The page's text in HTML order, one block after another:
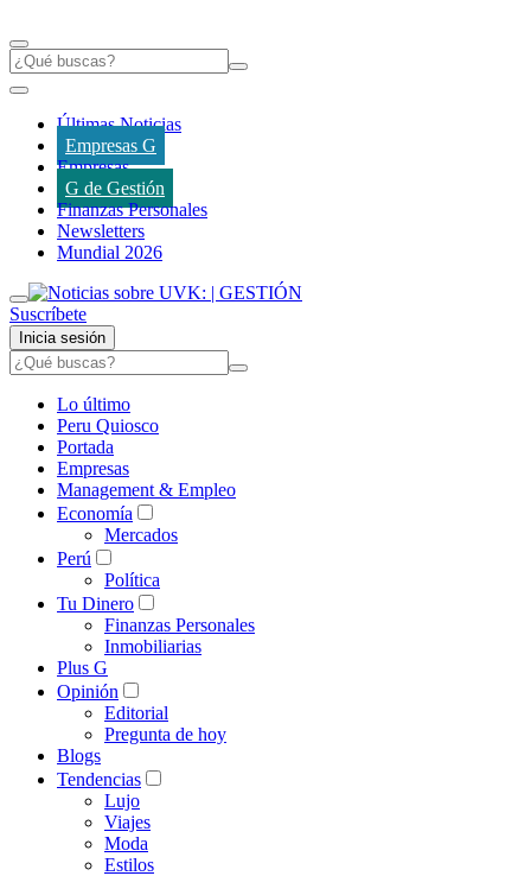
Últimas Noticias
Empresas G
Empresas
G de Gestión
Finanzas Personales
Newsletters
Mundial 2026
Suscríbete
Inicia sesión
Lo último
Peru Quiosco
Portada
Empresas
Management & Empleo
Economía
Mercados
Perú
Política
Tu Dinero
Finanzas Personales
Inmobiliarias
Plus G
Opinión
Editorial
Pregunta de hoy
Blogs
Tendencias
Lujo
Viajes
Moda
Estilos